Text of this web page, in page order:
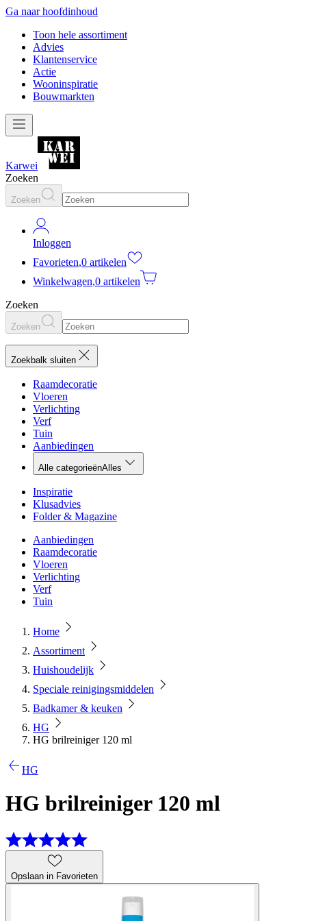
Ga naar hoofdinhoud
Toon hele assortiment
Advies
Klantenservice
Actie
Wooninspiratie
Bouwmarkten
Karwei
Zoeken
Zoeken
Inloggen
Favorieten,0 artikelen
Winkelwagen,0 artikelen
Zoeken
Zoeken
Zoekbalk sluiten
Raamdecoratie
Vloeren
Verlichting
Verf
Tuin
Aanbiedingen
Alle categorieënAlles
Inspiratie
Klusadvies
Folder & Magazine
Aanbiedingen
Raamdecoratie
Vloeren
Verlichting
Verf
Tuin
Home
Assortiment
Huishoudelijk
Speciale reinigingsmiddelen
Badkamer & keuken
HG
HG brilreiniger 120 ml
HG
HG brilreiniger 120 ml
Opslaan in Favorieten